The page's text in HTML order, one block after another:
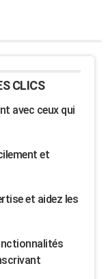
CLICS
avec ceux qui
et
et aidez les